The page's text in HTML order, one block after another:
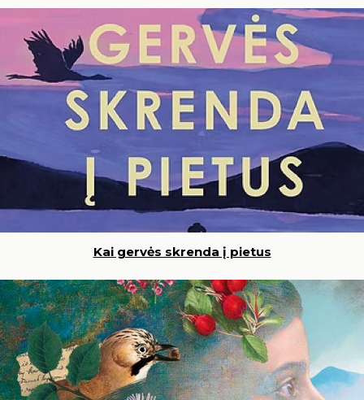
17 18 19 20 21 22
24 25 26 27 28 29 30
31
Kai gervės skrenda į pietus